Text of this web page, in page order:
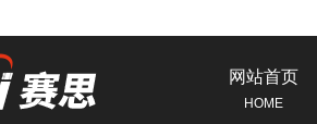
网站首页
HOME